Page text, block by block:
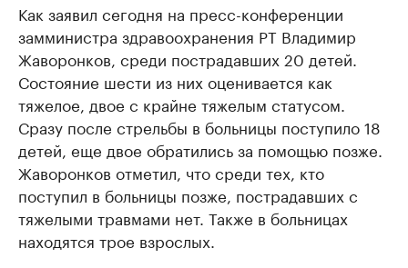
Как заявил сегодня на пресс-конференции
замминистра здравоохранения РТ Владимир
Жаворонков, среди пострадавших 20 детей.
Состояние шести из них оценивается как
тяжелое, двое с крайне тяжелым статусом.
Сразу после стрельбы в больницы поступило 18
детей, еще двое обратились за помощью позже.
Жаворонков отметил, что среди тех, кто
поступил в больницы позже, пострадавших с
тяжелыми травмами нет. Также в больницах
находятся трое взрослых.